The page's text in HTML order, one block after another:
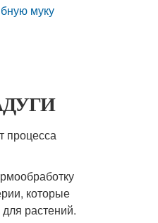
муку
процесса
которые
растений.